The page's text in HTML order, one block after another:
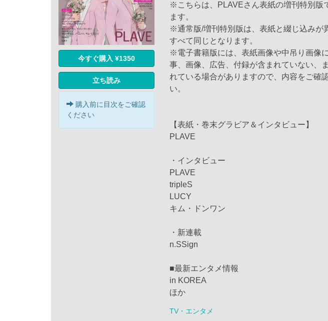
今すぐ購入 ¥1350
立ち読み
購入前に目次をご確認
ください
※こちらは、PLAVEさん表紙の増刊特別版
ます。
※通常版/増刊特別版は、表紙と綴じ込みが
すべて同じとなります。
※電子書籍版には、表紙画像や中吊り画像
事、画像、広告、付録が含まれていない、
れている場合がありますので、内容をご確
い。
【表紙・巻末グラビア＆インタビュー】
PLAVE
・インタビュー
PLAVE
tripleS
LUCY
キム・ドンワン
・新連載
n.SSign
■最新エンタメ情報
in KOREA
ほか
TV・エンタメ